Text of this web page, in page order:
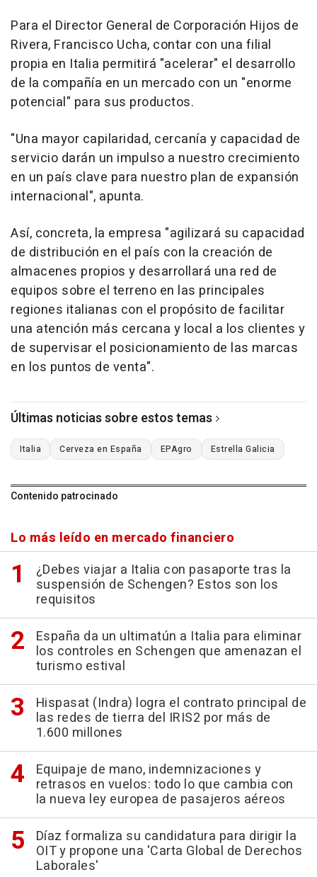
Para el Director General de Corporación Hijos de
Rivera, Francisco Ucha, contar con una filial
propia en Italia permitirá "acelerar" el desarrollo
de la compañía en un mercado con un "enorme
potencial" para sus productos.
"Una mayor capilaridad, cercanía y capacidad de
servicio darán un impulso a nuestro crecimiento
en un país clave para nuestro plan de expansión
internacional", apunta.
Así, concreta, la empresa "agilizará su capacidad
de distribución en el país con la creación de
almacenes propios y desarrollará una red de
equipos sobre el terreno en las principales
regiones italianas con el propósito de facilitar
una atención más cercana y local a los clientes y
de supervisar el posicionamiento de las marcas
en los puntos de venta".
Últimas noticias sobre estos temas
Italia Cerveza en España EPAgro Estrella Galicia
Contenido patrocinado
Lo más leído en mercado financiero
¿Debes viajar a Italia con pasaporte tras la
suspensión de Schengen? Estos son los
requisitos
España da un ultimatún a Italia para eliminar
los controles en Schengen que amenazan el
turismo estival
Hispasat (Indra) logra el contrato principal de
las redes de tierra del IRIS2 por más de
1.600 millones
Equipaje de mano, indemnizaciones y
retrasos en vuelos: todo lo que cambia con
la nueva ley europea de pasajeros aéreos
Díaz formaliza su candidatura para dirigir la
OIT y propone una 'Carta Global de Derechos
Laborales'